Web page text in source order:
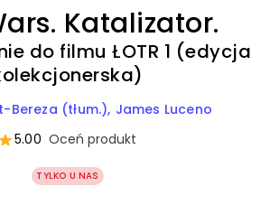
TYLKO U NAS
Katalizator.
do filmu ŁOTR 1 (edycja
Bereza (tłum.) James Luceno
5.00 Oceń produkt